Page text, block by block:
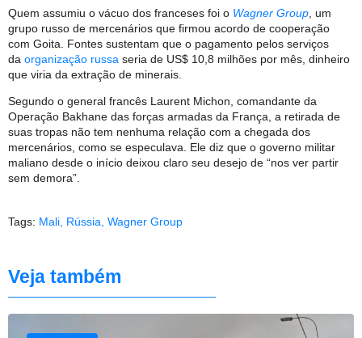
Quem assumiu o vácuo dos franceses foi o Wagner Group , um
grupo russo de mercenários que firmou acordo de cooperação
com Goita. Fontes sustentam que o pagamento pelos serviços
da organização russa seria de US$ 10,8 milhões por mês, dinheiro
que viria da extração de minerais.
Segundo o general francês Laurent Michon, comandante da
Operação Bakhane das forças armadas da França, a retirada de
suas tropas não tem nenhuma relação com a chegada dos
mercenários, como se especulava. Ele diz que o governo militar
maliano desde o início deixou claro seu desejo de “nos ver partir
sem demora”.
Tags: Mali Rússia Wagner Group
Veja também